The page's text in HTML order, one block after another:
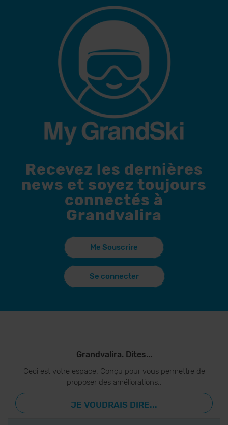
Recevez les dernières
news et soyez toujours
connectés à
Grandvalira
Me Souscrire
Se connecter
Grandvalira. Dites...
Ceci est votre espace. Conçu pour vous permettre de
proposer des améliorations..
JE VOUDRAIS DIRE...